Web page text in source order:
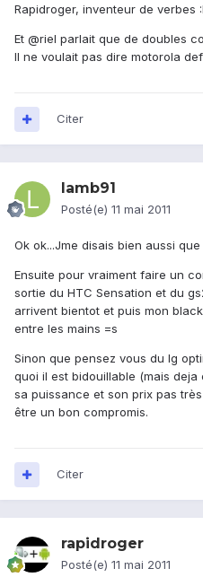
Rapidroger, inventeur de verbes
Et @riel parlait que de doubles
Il ne voulait pas dire motorola
Citer
lamb91
Posté(e) 11 mai 2011
Ok ok...Jme disais bien aussi
Ensuite pour vraiment faire un
sortie du HTC Sensation et du
arrivent bientot et puis mon
entre les mains =s
Sinon que pensez vous du lg
quoi il est bidouillable (mais
sa puissance et son prix pas
être un bon compromis.
Citer
rapidroger
Posté(e) 11 mai 2011